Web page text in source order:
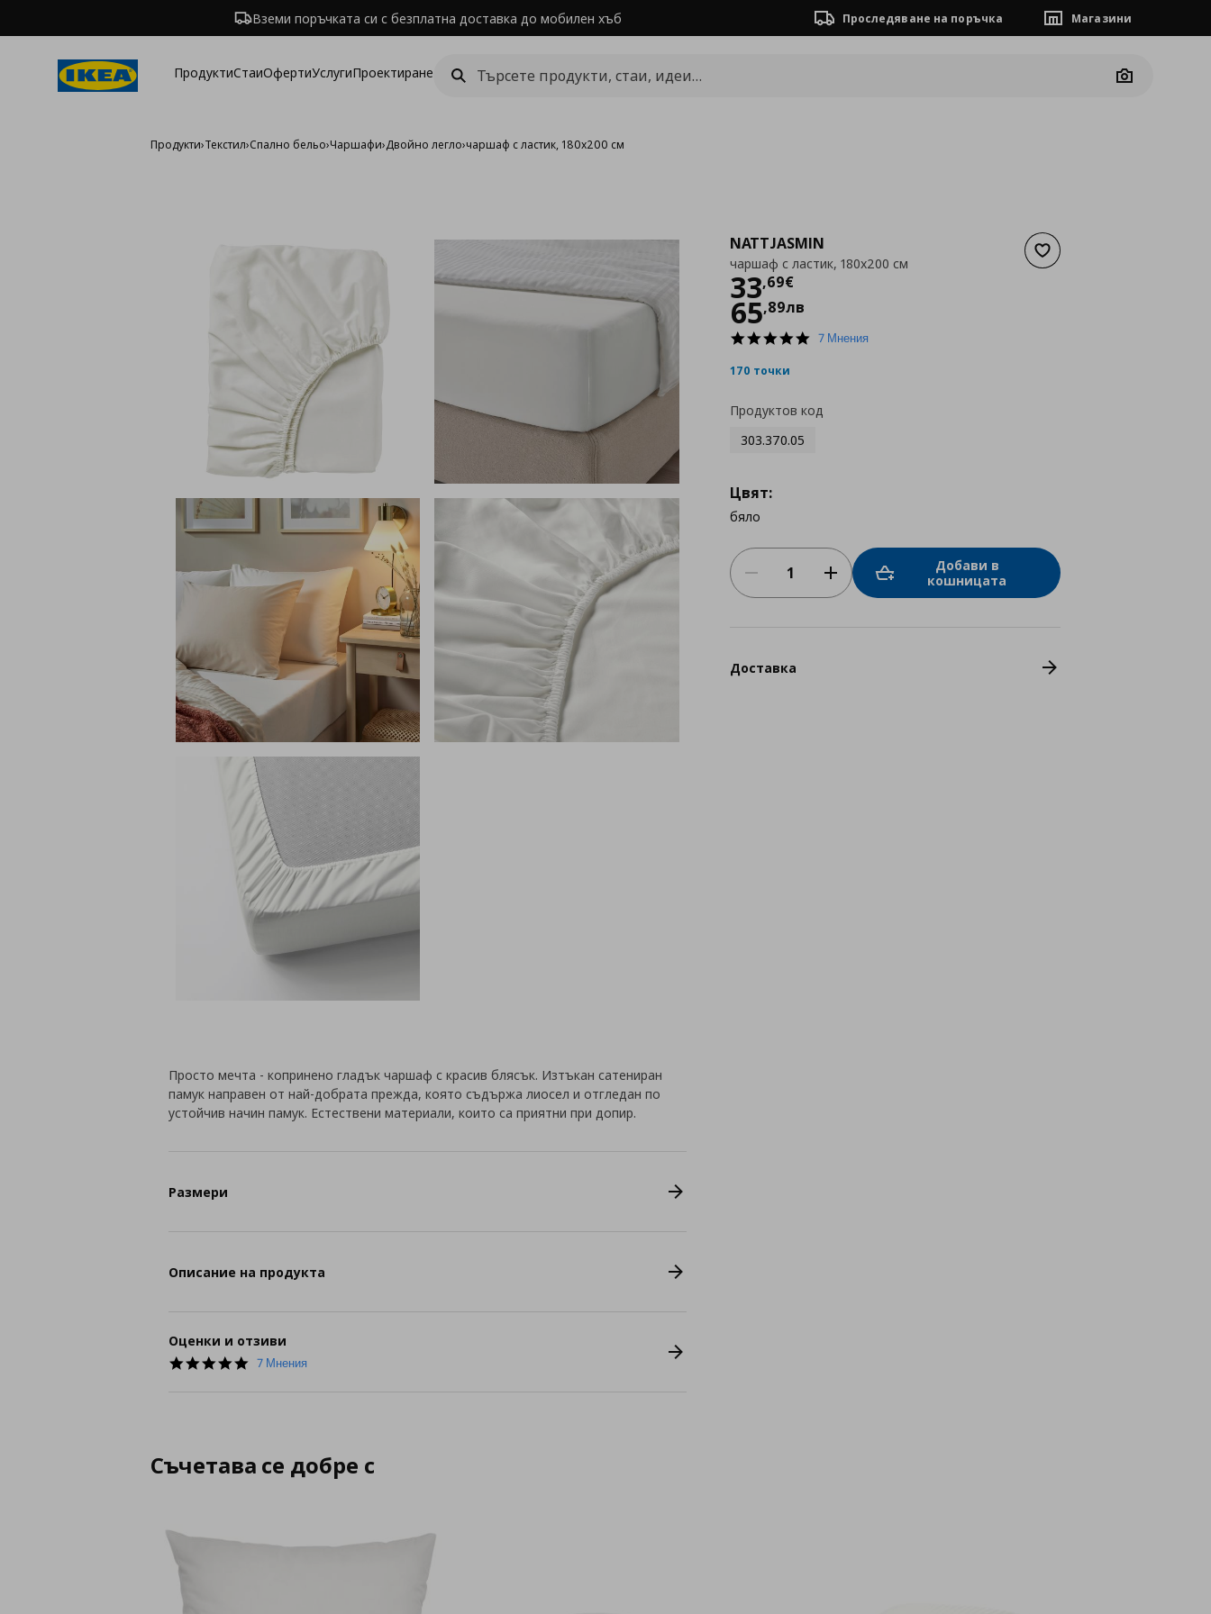
Вземи поръчката си с безплатна доставка до мобилен хъб Проследяване на поръчка Магазини
ПродуктиСтаиОфертиУслугиПроектиране
Camera
Продукти›Текстил›Спално бельо›Чаршафи›Двойно легло›чаршаф с ластик, 180x200 см
Добави към списъка с
NATTJASMIN
чаршаф с ластик, 180x200 см
33,69€
Цена
65,89лв
4.97 Мнения
170 точки
Продуктов код
303.370.05
Цвят:
бяло
Добави в
кошницата
Доставка
Просто мечта - копринено гладък чаршаф с красив блясък. Изтъкан сатениран
памук направен от най-добрата прежда, която съдържа лиосел и отгледан по
устойчив начин памук. Естествени материали, които са приятни при допир.
Размери
Описание на продукта
Оценки и отзиви
4.9
7 Мнения
Съчетава се добре с